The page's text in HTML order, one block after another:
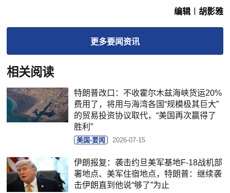
编辑︱胡影雅
更多要闻资讯
相关阅读
特朗普改口：不收霍尔木兹海峡货运20%
费用了，将用与海湾各国“规模极其巨大”
的贸易投资协议取代，“美国再次赢得了
胜利”
美国-要闻 2026-07-15
伊朗报复：袭击约旦美军基地F-18战机部
署地点、美军住宿地点，特朗普：继续袭
击伊朗直到他说“够了”为止